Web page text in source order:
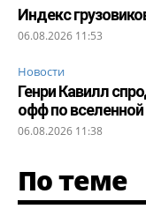
Индекс
06.08.2026 11:53
Новости
Генри Кавилл
офф по
06.08.2026 11:38
По теме